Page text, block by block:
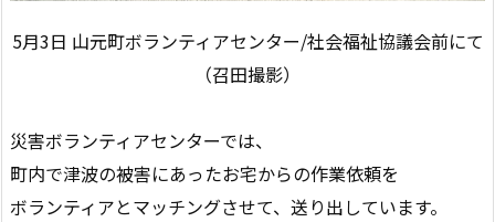
5月3日 山元町ボランティアセンター/社会福祉協議会前にて
（召田撮影）
災害ボランティアセンターでは、
町内で津波の被害にあったお宅からの作業依頼を
ボランティアとマッチングさせて、送り出しています。